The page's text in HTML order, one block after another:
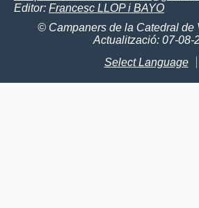
Editor: Francesc LLOP i BAYO
© Campaners de la Catedral de
Actualització: 07-08-
Select Language